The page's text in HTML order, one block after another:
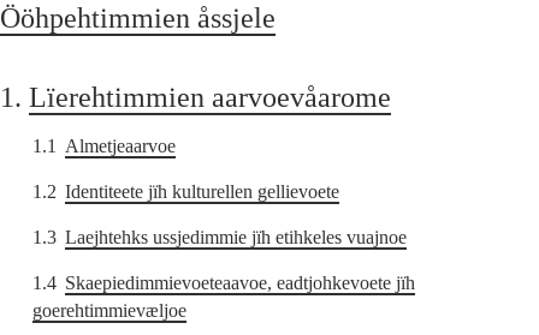
Ööhpehtimmien åssjele
1. Lïerehtimmien aarvoevåarome
1.1 Almetjeaarvoe
1.2 Identiteete jïh kulturellen gellievoete
1.3 Laejhtehks ussjedimmie jïh etihkeles vuajnoe
1.4 Skaepiedimmievoeteaavoe, eadtjohkevoete jïh
goerehtimmievæljoe